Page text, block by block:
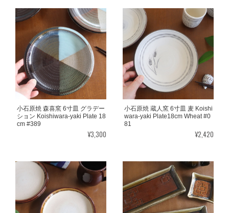
小石原焼 森喜窯 6寸皿 グラデー
ション Koishiwara-yaki Plate 18
cm #389
¥3,300
小石原焼 蔵人窯 6寸皿 麦 Koishi
wara-yaki Plate18cm Wheat #0
81
¥2,420